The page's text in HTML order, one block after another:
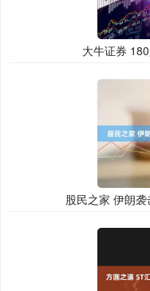
大牛证券
股民之家 伊朗